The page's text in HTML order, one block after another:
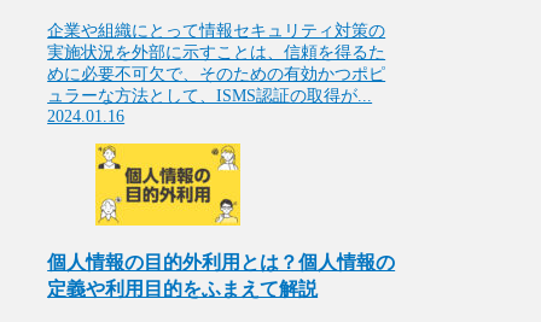
企業や組織にとって情報セキュリティ対策の
実施状況を外部に示すことは、信頼を得るた
めに必要不可欠で、そのための有効かつポピ
ュラーな方法として、ISMS認証の取得が...
2024.01.16
個人情報の目的外利用とは？個人情報の
定義や利用目的をふまえて解説